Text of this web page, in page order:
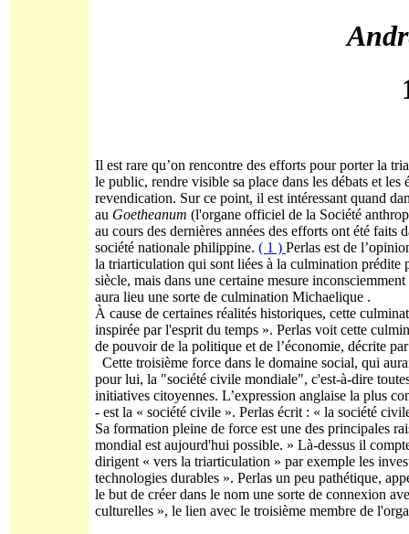
Il est rare qu’on rencontre des efforts pour porter la
le public, rendre visible sa place dans les débats et
revendication. Sur ce point, il est intéressant quand
au Goetheanum (l'organe officiel de la Société
au cours des dernières années des efforts ont été
société nationale philippine. ( 1 ) Perlas est de
la triarticulation qui sont liées à la culmination
siècle, mais dans une certaine mesure
aura lieu une sorte de culmination Michaelique .
À cause de certaines réalités historiques, cette
inspirée par l'esprit du temps ». Perlas voit cette
de pouvoir de la politique et de l’économie, décrite
Cette troisième force dans le domaine social, qui
pour lui, la "société civile mondiale", c'est-à-dire
initiatives citoyennes. L’expression anglaise la plus
- est la « société civile ». Perlas écrit : « la société
Sa formation pleine de force est une des principales
mondial est aujourd'hui possible. » Là-dessus il
dirigent « vers la triarticulation » par exemple les
technologies durables ». Perlas un peu pathétique,
le but de créer dans le nom une sorte de connexion
culturelles », le lien avec le troisième membre de